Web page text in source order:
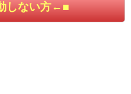
しない方←■